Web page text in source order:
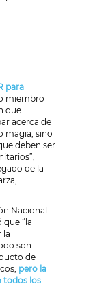
para
miembro
que
acerca de
magia, sino
deben ser
de la
Nacional
“la
la
son
de
pero la
todos los